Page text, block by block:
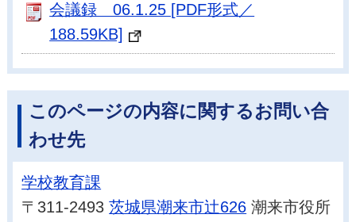
会議録 06.1.25 [PDF形式／
188.59KB]
このページの内容に関するお問い合
わせ先
学校教育課
〒311-2493茨城県潮来市辻626 潮来市役所